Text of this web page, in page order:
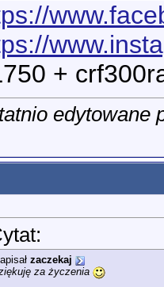
+
edytowane
zaczekaj
za życzenia